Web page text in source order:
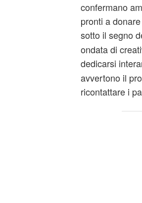
confermano
pronti a
sotto il segno
ondata di
dedicarsi
avvertono il
ricontattare i